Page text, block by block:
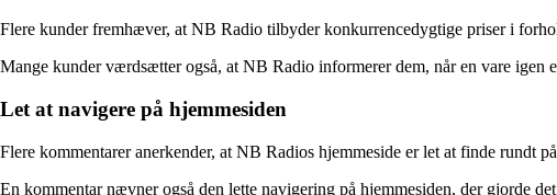
Flere kunder fremhæver, at NB Radio tilbyder konkurrencedygtige priser i
Mange kunder værdsætter også, at NB Radio informerer dem, når en vare igen
Let at navigere på hjemmesiden
Flere kommentarer anerkender, at NB Radios hjemmeside er let at finde rundt
En kommentar nævner også den lette navigering på hjemmesiden, der gjorde